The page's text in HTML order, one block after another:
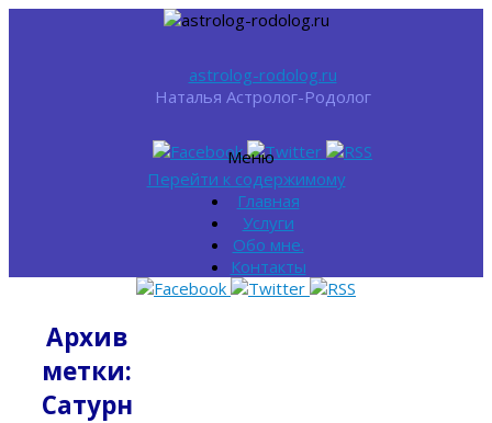
astrolog-rodolog.ru
Наталья Астролог-Родолог
Меню
Перейти к содержимому
Главная
Услуги
Обо мне.
Контакты
Архив
метки:
Сатурн